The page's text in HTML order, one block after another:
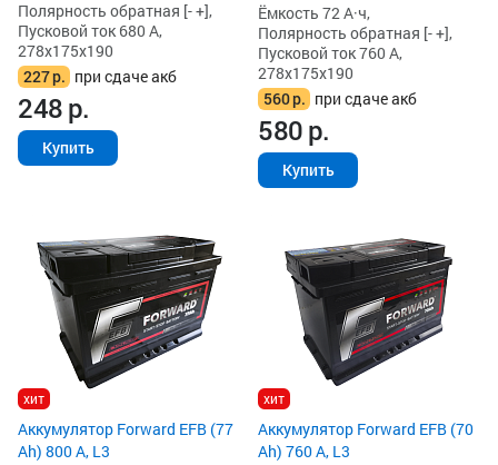
Полярность обратная [- +],
Пусковой ток 680 А,
278x175x190
227р. при сдаче акб
248р.
Купить
Ёмкость 72 А·ч,
Полярность обратная [- +],
Пусковой ток 760 А,
278x175x190
560р. при сдаче акб
580р.
Купить
хит
Аккумулятор Forward EFB (77
Ah) 800 А, L3
хит
Аккумулятор Forward EFB (70
Ah) 760 А, L3